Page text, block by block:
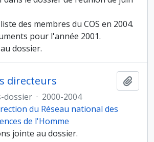
des membres du COS en 2004.
pour l'année 2001.
dossier.
directeurs
dossier · 2000-2004
du Réseau national des
de l'Homme
jointe au dossier.